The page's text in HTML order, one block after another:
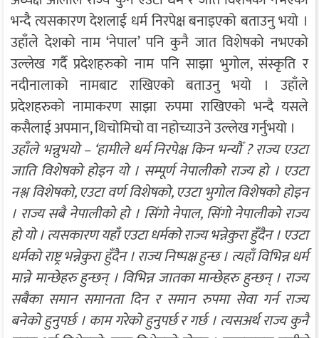
भन्दै त्यसकारण देशलाई धर्म निरपेक्ष बनाइएको बताउनु भयो ।
उहाँले देशको नाम ‘नेपाल’ पनि कुनै जात विशेषको नभएको
उल्लेख गर्दै प्रदेशहरुको नाम पनि साझा भुगोल, संस्कृति र
नदीनालाको नामबाट राखिएको बताउनु भयो । उहाँले
प्रदेशहरुको नामाकरण साझा रुपमा राखिएको भन्दै यसले
कसैलाई अपमान, थिचोमिचो वा नहोच्याउने उल्लेख गर्नुभयो ।
उहाँले भन्नुभयो – ‘हामीले धर्म निरपेक्ष किन भन्यौँ ? राज्य एउटा
जाति विशेषको होइन यो । सम्पूर्ण नेपालीको राज्य हो । एउटा
नश्ल विशेषको, एउटा वर्ण विशेषको, एउटा भुगोल विशेषको होइन
। राज्य सबै नेपालीको हो । सिंगो नेपाल, सिंगो नेपालीको राज्य
हो यो । त्यसकारण यहाँ एउटा धर्मको राज्य भन्नेकुरा हुँदैन । एउटा
धर्मको राष्ट्र भन्नेकुरा हुँदैन । राज्य निष्पक्ष हुन्छ । त्यहाँ विभिन्न धर्म
मान्ने मान्छेहरु हुन्छन् । विभिन्न जातका मान्छेहरु हुन्छन् । राज्य
सबैका समान समानता दिन र समान रुपमा सेवा गर्न राज्य
बनेको हुनुपर्छ । काम गरेको हुनुपर्छ र गर्छ । त्यसअर्थ राज्य कुनै